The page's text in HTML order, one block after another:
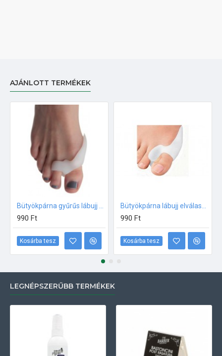
AJÁNLOTT TERMÉKEK
990 Ft
Kosárba tesz
990 Ft
Kosárba tesz
LEGNÉPSZERŰBB TERMÉKEK